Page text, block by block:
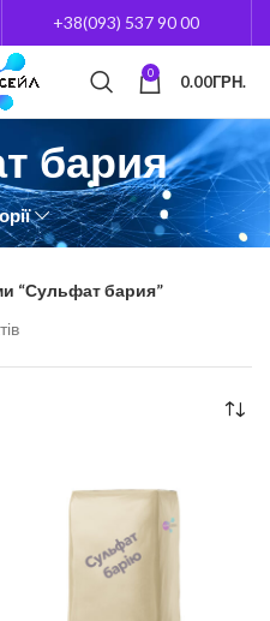
+38(093) 537 90 00
0 0.00ГРН.
бария
“Сульфат бария”